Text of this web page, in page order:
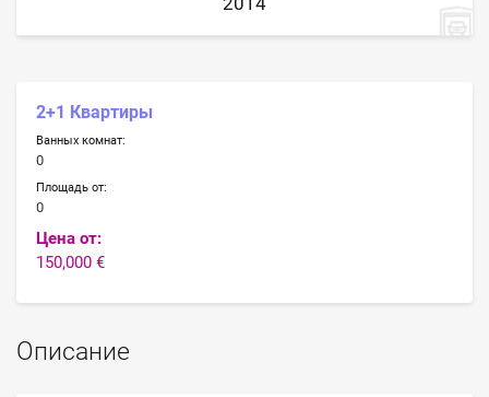
2+1 Квартиры
Ванных комнат:
0
Площадь от:
0
Цена от:
150,000 €
Описание